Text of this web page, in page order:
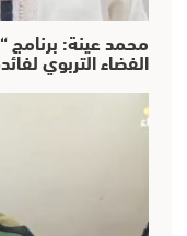
محمد عينة: برنامج
الفضاء التربوي